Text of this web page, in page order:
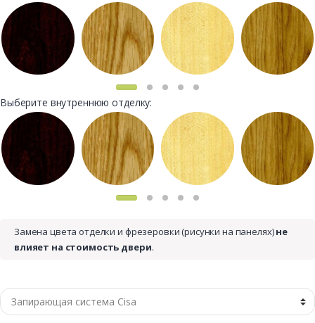
Выберите внутреннюю отделку:
Замена цвета отделки и фрезеровки (рисунки на панелях)не
влияет на стоимость двери.